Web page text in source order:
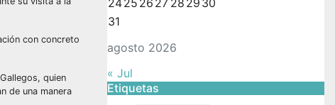
con concreto
quien
de una manera
agosto 2026
2425 26 27 28 29 30
31
« Jul
Etiquetas